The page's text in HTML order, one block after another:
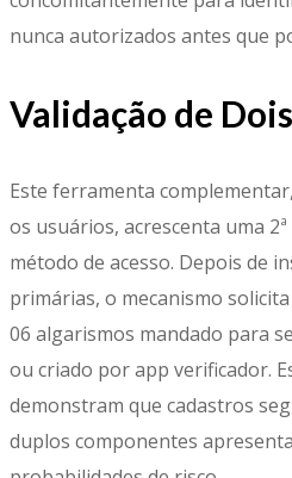
nunca autorizados antes que
Validação de
Este ferramenta
os usuários, acrescenta uma
método de acesso. Depois de
primárias, o mecanismo
06 algarismos mandado para
ou criado por app verificador.
demonstram que cadastros
duplos componentes